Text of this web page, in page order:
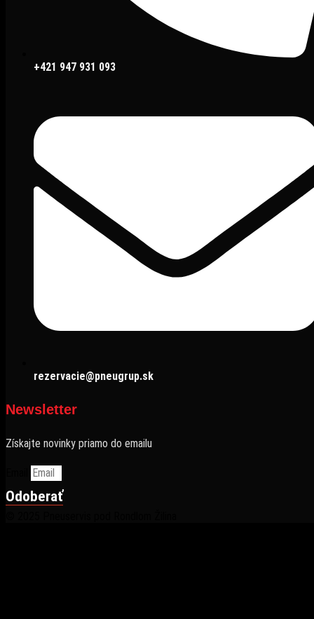
+421 947 931 093
rezervacie@pneugrup.sk
Newsletter
Získajte novinky priamo do emailu
Odoberať